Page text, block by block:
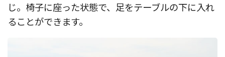
じ。椅子に座った状態で、足をテーブルの下に入れ
ることができます。